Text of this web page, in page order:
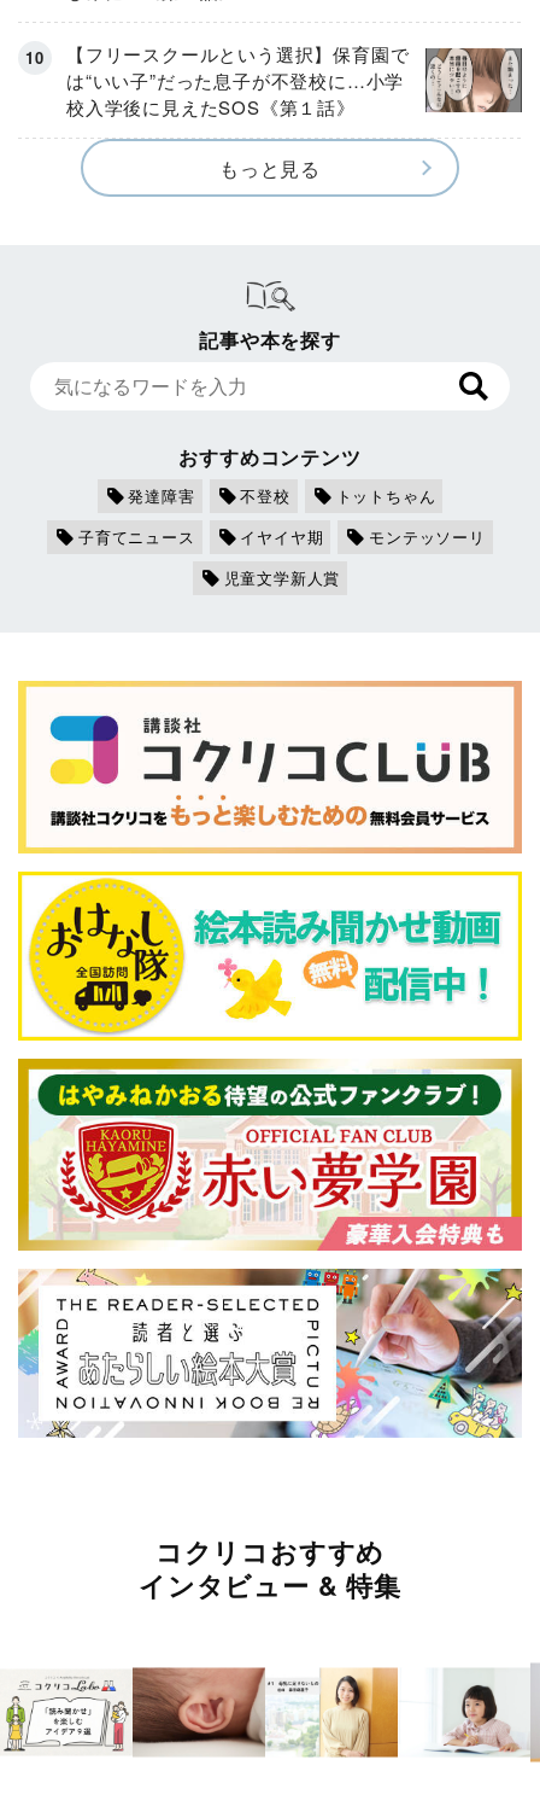
【フリースクールという選択】保育園で
は“いい子”だった息子が不登校に…小学
校入学後に見えたSOS《第１話》
もっと見る
記事や本を探す
おすすめコンテンツ
発達障害 不登校
トットちゃん
子育てニュース
イヤイヤ期
モンテッソーリ
児童文学新人賞
コクリコおすすめ
インタビュー & 特集